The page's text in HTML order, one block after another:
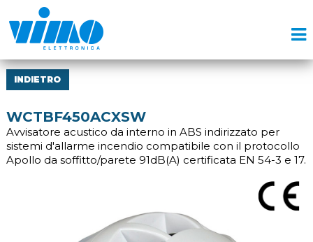
INDIETRO
WCTBF450ACXSW
Avvisatore acustico da interno in ABS indirizzato per
sistemi d'allarme incendio compatibile con il protocollo
Apollo da soffitto/parete 91dB(A) certificata EN 54-3 e 17.